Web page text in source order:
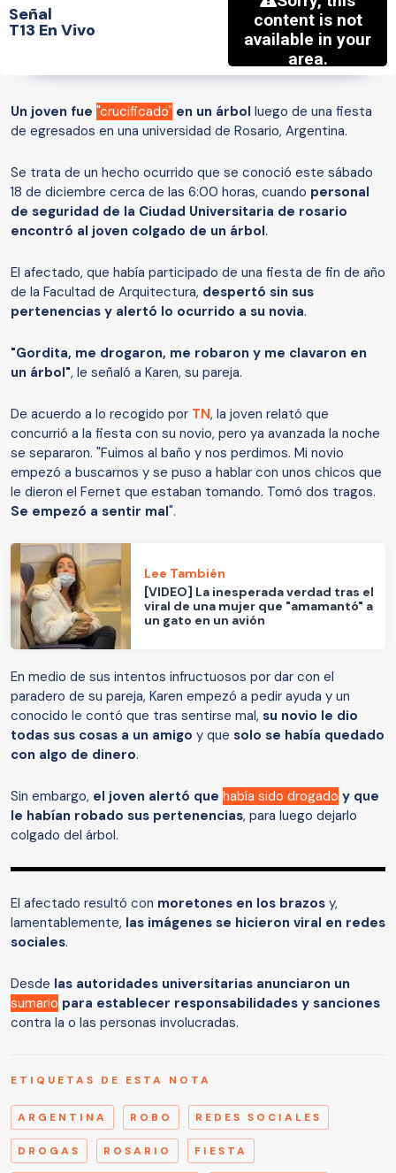
Señal
T13 En Vivo
Un joven fue "crucificado" en un árbol luego de una fiesta
de egresados en una universidad de Rosario, Argentina.
Se trata de un hecho ocurrido que se conoció este sábado
18 de diciembre cerca de las 6:00 horas, cuando personal
de seguridad de la Ciudad Universitaria de rosario
encontró al joven colgado de un árbol.
El afectado, que había participado de una fiesta de fin de año
de la Facultad de Arquitectura, despertó sin sus
pertenencias y alertó lo ocurrido a su novia.
"Gordita, me drogaron, me robaron y me clavaron en
un árbol", le señaló a Karen, su pareja.
De acuerdo a lo recogido por TN, la joven relató que
concurrió a la fiesta con su novio, pero ya avanzada la noche
se separaron. "Fuimos al baño y nos perdimos. Mi novio
empezó a buscarnos y se puso a hablar con unos chicos que
le dieron el Fernet que estaban tomando. Tomó dos tragos.
Se empezó a sentir mal".
Lee También
[VIDEO] La inesperada verdad tras el
viral de una mujer que "amamantó" a
un gato en un avión
En medio de sus intentos infructuosos por dar con el
paradero de su pareja, Karen empezó a pedir ayuda y un
conocido le contó que tras sentirse mal, su novio le dio
todas sus cosas a un amigo y que solo se había quedado
con algo de dinero.
Sin embargo, el joven alertó que había sido drogado y que
le habían robado sus pertenencias, para luego dejarlo
colgado del árbol.
El afectado resultó con moretones en los brazos y,
lamentablemente, las imágenes se hicieron viral en redes
sociales.
Desde las autoridades universitarias anunciaron un
sumario para establecer responsabilidades y sanciones
contra la o las personas involucradas.
ETIQUETAS DE ESTA NOTA
ARGENTINA ROBO REDES SOCIALES
DROGAS ROSARIO FIESTA